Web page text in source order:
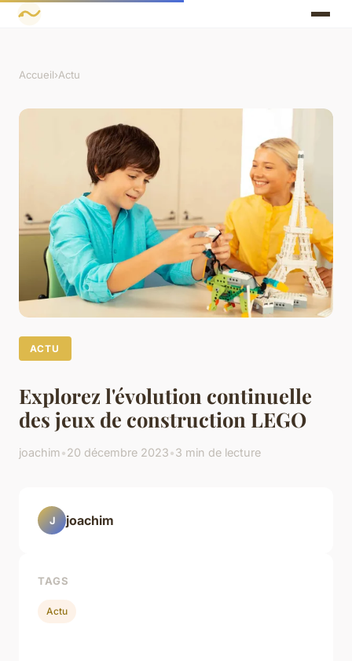
Accueil›Actu
ACTU
Explorez l'évolution continuelle
des jeux de construction LEGO
joachim•20 décembre 2023•3 min de lecture
J joachim
TAGS
Actu